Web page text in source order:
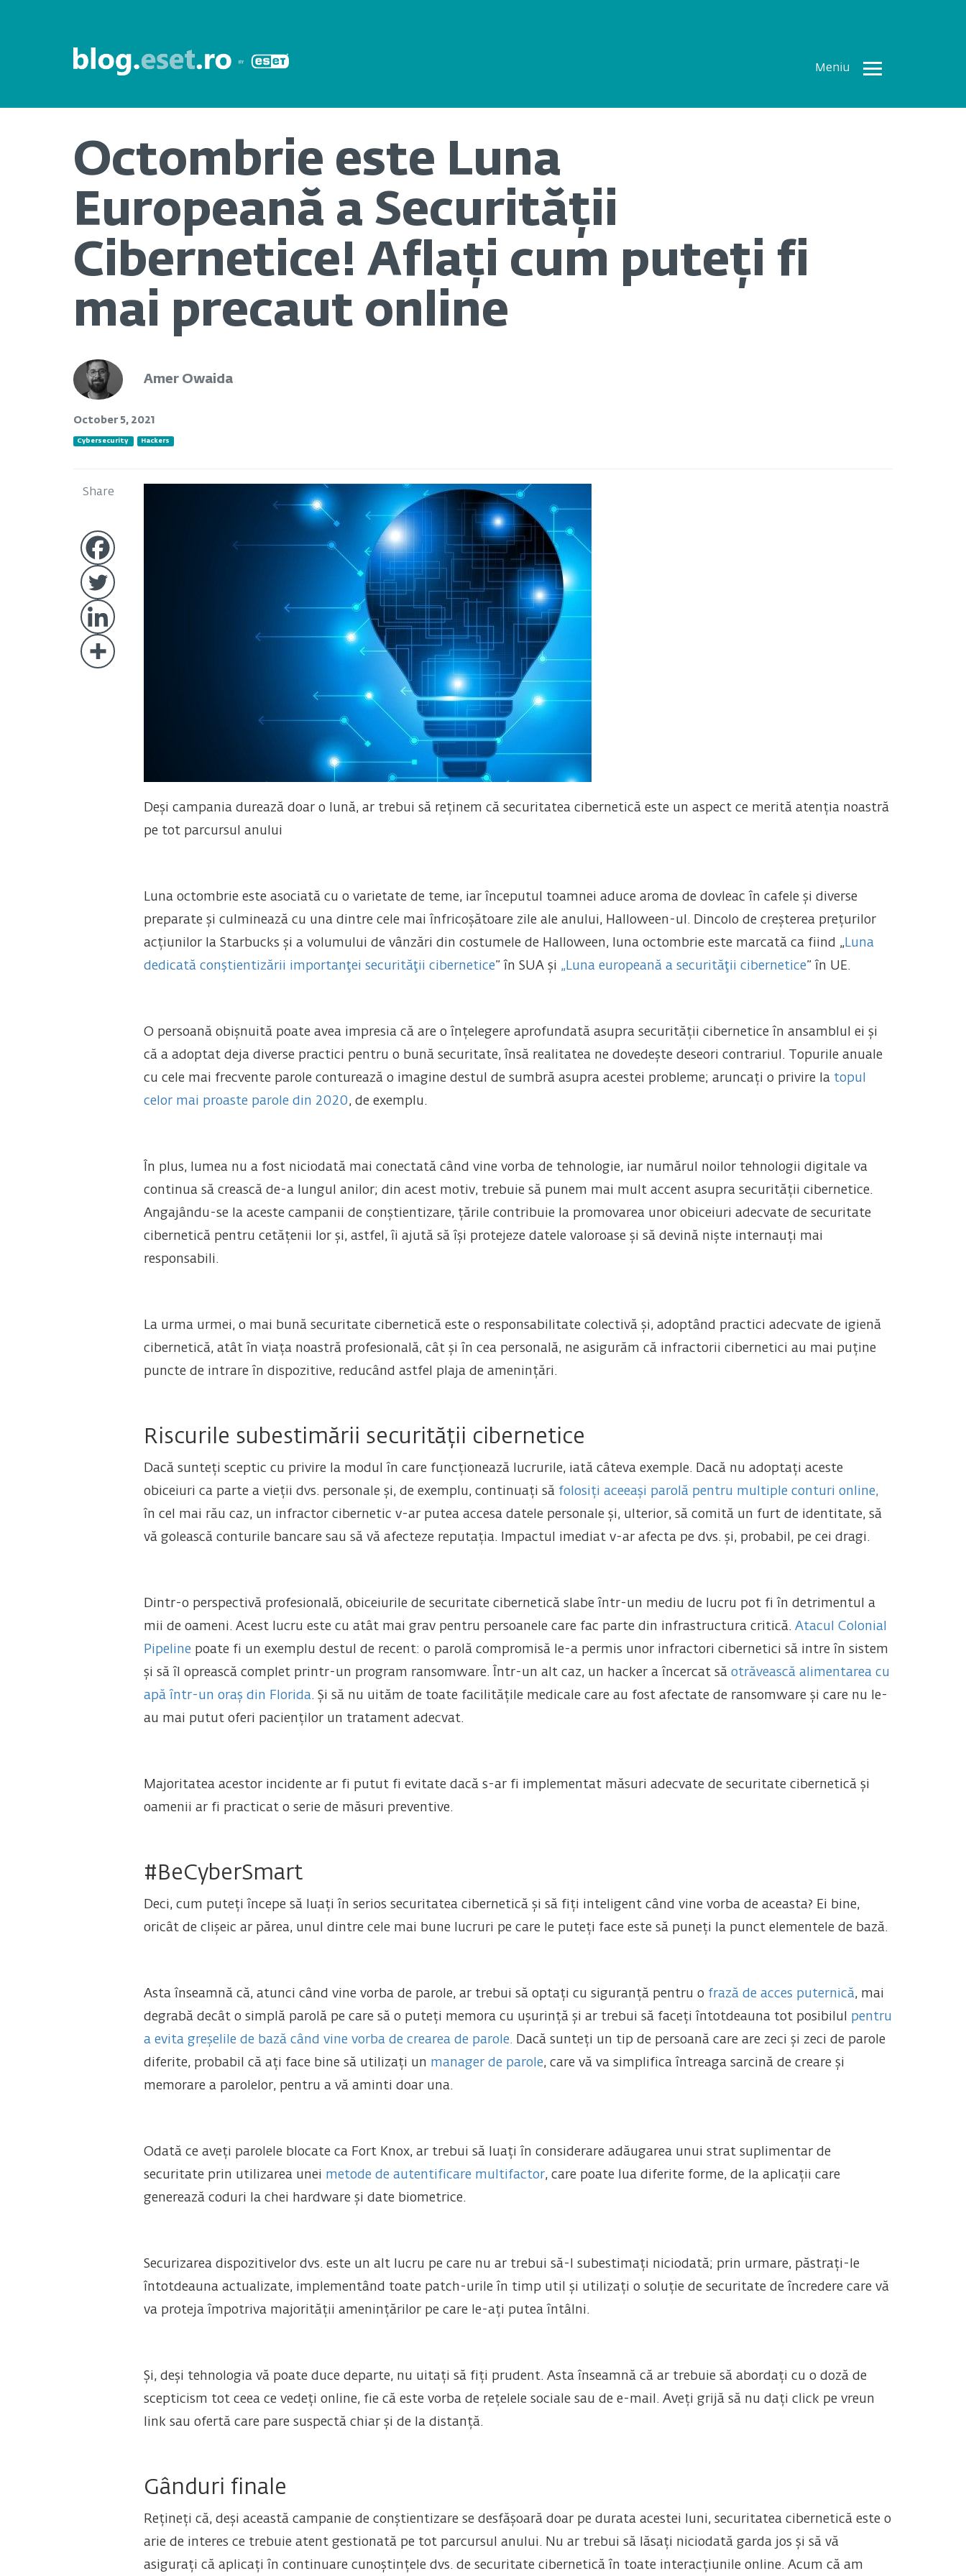
Meniu
Toate
Octombrie este Luna
Europeană a Securității
Cibernetice! Aflați cum puteți fi
mai precaut online
Amer Owaida
October 5, 2021
Cybersecurity Hackers
Share
Deși campania durează doar o lună, ar trebui să reținem că securitatea cibernetică este un aspect ce merită atenția noastră
pe tot parcursul anului
Luna octombrie este asociată cu o varietate de teme, iar începutul toamnei aduce aroma de dovleac în cafele și diverse
preparate și culminează cu una dintre cele mai înfricoșătoare zile ale anului, Halloween-ul. Dincolo de creșterea prețurilor
acțiunilor la Starbucks și a volumului de vânzări din costumele de Halloween, luna octombrie este marcată ca fiind „Luna
dedicată conştientizării importanţei securităţii cibernetice” în SUA și „Luna europeană a securităţii cibernetice” în UE.
O persoană obișnuită poate avea impresia că are o înțelegere aprofundată asupra securității cibernetice în ansamblul ei și
că a adoptat deja diverse practici pentru o bună securitate, însă realitatea ne dovedește deseori contrariul. Topurile anuale
cu cele mai frecvente parole conturează o imagine destul de sumbră asupra acestei probleme; aruncați o privire latopul
celor mai proaste parole din 2020, de exemplu.
În plus, lumea nu a fost niciodată mai conectată când vine vorba de tehnologie, iar numărul noilor tehnologii digitale va
continua să crească de-a lungul anilor; din acest motiv, trebuie să punem mai mult accent asupra securității cibernetice.
Angajându-se la aceste campanii de conștientizare, țările contribuie la promovarea unor obiceiuri adecvate de securitate
cibernetică pentru cetățenii lor și, astfel, îi ajută să își protejeze datele valoroase și să devină niște internauți mai
responsabili.
La urma urmei, o mai bună securitate cibernetică este o responsabilitate colectivă și, adoptând practici adecvate de igienă
cibernetică, atât în ​​viața noastră profesională, cât și în cea personală, ne asigurăm că infractorii cibernetici au mai puține
puncte de intrare în dispozitive, reducând astfel plaja de amenințări.
Riscurile subestimării securității cibernetice
Dacă sunteți sceptic cu privire la modul în care funcționează lucrurile, iată câteva exemple. Dacă nu adoptați aceste
obiceiuri ca parte a vieții dvs. personale și, de exemplu, continuați să folosiți aceeași parolă pentru multiple conturi online,
în cel mai rău caz, un infractor cibernetic v-ar putea accesa datele personale și, ulterior, să comită un furt de identitate, să
vă golească conturile bancare sau să vă afecteze reputația. Impactul imediat v-ar afecta pe dvs. și, probabil, pe cei dragi.
Dintr-o perspectivă profesională, obiceiurile de securitate cibernetică slabe într-un mediu de lucru pot fi în detrimentul a
mii de oameni. Acest lucru este cu atât mai grav pentru persoanele care fac parte din infrastructura critică. Atacul Colonial
Pipelinepoate fi un exemplu destul de recent: o parolă compromisă le-a permis unor infractori cibernetici să intre în sistem
și să îl oprească complet printr-un program ransomware. Într-un alt caz, un hacker a încercat să otrăvească alimentarea cu
apă într-un oraș din Florida. Și să nu uităm de toate facilitățile medicale care au fost afectate de ransomware și care nu le-
au mai putut oferi pacienților un tratament adecvat.
Majoritatea acestor incidente ar fi putut fi evitate dacă s-ar fi implementat măsuri adecvate de securitate cibernetică și
oamenii ar fi practicat o serie de măsuri preventive.
#BeCyberSmart
Deci, cum puteți începe să luați în serios securitatea cibernetică și să fiți inteligent când vine vorba de aceasta? Ei bine,
oricât de clișeic ar părea, unul dintre cele mai bune lucruri pe care le puteți face este să puneți la punct elementele de bază.
Asta înseamnă că, atunci când vine vorba de parole, ar trebui să optați cu siguranță pentru o frază de acces puternică, mai
degrabă decât o simplă parolă pe care să o puteți memora cu ușurință și ar trebui să faceți întotdeauna tot posibilul pentru
a evita greșelile de bază când vine vorba de crearea de parole.Dacă sunteți un tip de persoană care are zeci și zeci de parole
diferite, probabil că ați face bine să utilizați un manager de parole, care vă va simplifica întreaga sarcină de creare și
memorare a parolelor, pentru a vă aminti doar una.
Odată ce aveți parolele blocate ca Fort Knox, ar trebui să luați în considerare adăugarea unui strat suplimentar de
securitate prin utilizarea unei metode de autentificare multifactor, care poate lua diferite forme, de la aplicații care
generează coduri la chei hardware și date biometrice.
Securizarea dispozitivelor dvs. este un alt lucru pe care nu ar trebui să-l subestimați niciodată; prin urmare, păstrați-le
întotdeauna actualizate, implementând toate patch-urile în timp util și utilizați o soluție de securitate de încredere care vă
va proteja împotriva majorității amenințărilor pe care le-ați putea întâlni.
Și, deși tehnologia vă poate duce departe, nu uitați să fiți prudent. Asta înseamnă că ar trebuie să abordați cu o doză de
scepticism tot ceea ce vedeți online, fie că este vorba de rețelele sociale sau de e-mail. Aveți grijă să nu dați click pe vreun
link sau ofertă care pare suspectă chiar și de la distanță.
Gânduri finale
Rețineți că, deși această campanie de conștientizare se desfășoară doar pe durata acestei luni, securitatea cibernetică este o
arie de interes ce trebuie atent gestionată pe tot parcursul anului. Nu ar trebui să lăsați niciodată garda jos și să vă
asigurați că aplicați în continuare cunoștințele dvs. de securitate cibernetică în toate interacțiunile online. Acum că am